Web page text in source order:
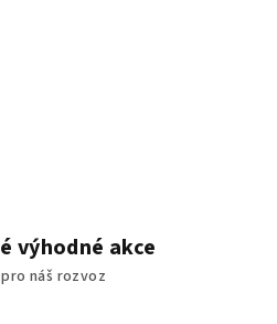
výhodné akce
náš rozvoz